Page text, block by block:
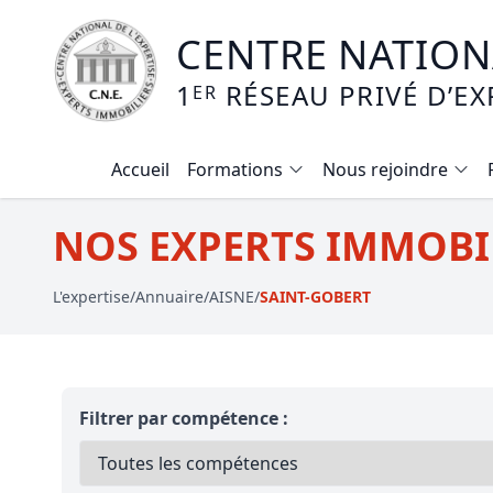
CENTRE
1 ER RÉSEAU PRIVÉ
Accueil
Formations
Formation expertise immobilière /
Expertise local commercial
Mise en copropriété
Expertise terrains agricoles,
Nous rejoindre
NOS EXPERTS
L'expertise/Annuaire/AISNE/SAINT-GOBERT
Filtrer par compétence :